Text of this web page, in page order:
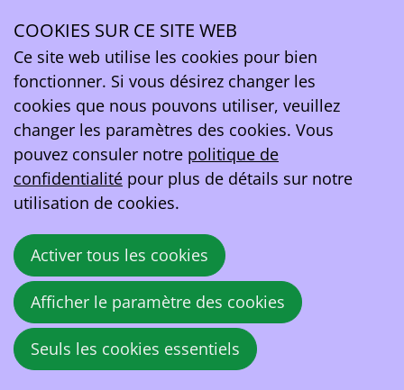
01
avr.
2025
16:00 Online
WG EV Charging
Réunion mensuelle du groupe de travail au
cours de laquelle divers sujets sont
discutés. Les membres intéressés sont
invités à transmettre à l'avance leurs
principaux points de vue au secrétariat.
COOKIES SUR CE SITE WEB
Ce site web utilise les cookies pour bien
fonctionner. Si vous désirez changer les
cookies que nous pouvons utiliser, veuillez
changer les paramètres des cookies. Vous
pouvez consuler notre politique de
confidentialité pour plus de détails sur notre
utilisation de cookies.
Activer tous les cookies
Afficher le paramètre des cookies
Seuls les cookies essentiels